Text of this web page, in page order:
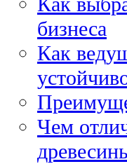
бизнеса
Как
Чем